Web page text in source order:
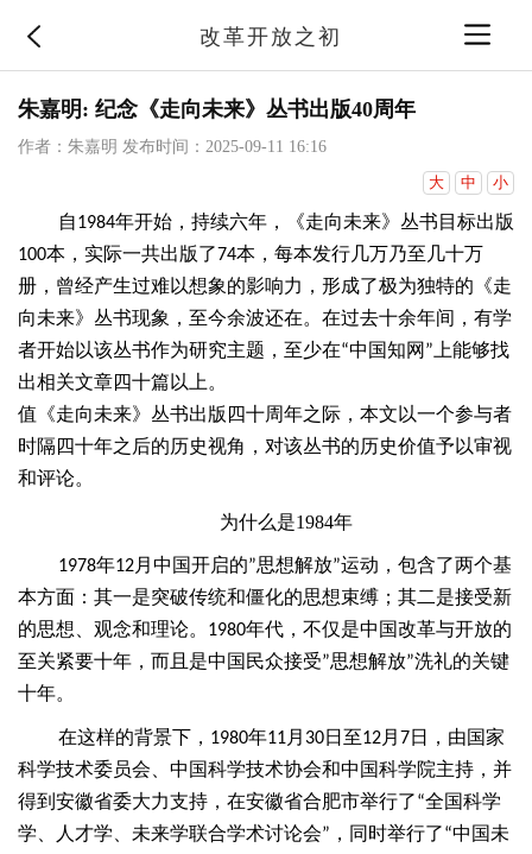
改革开放之初
朱嘉明: 纪念《走向未来》丛书出版40周年
作者：朱嘉明 发布时间：2025-09-11 16:16
大
中 小
自1984年开始，持续六年，《走向未来》丛书目标出版
100本，实际一共出版了74本，每本发行几万乃至几十万
册，曾经产生过难以想象的影响力，形成了极为独特的《走
向未来》丛书现象，至今余波还在。在过去十余年间，有学
者开始以该丛书作为研究主题，至少在“中国知网 ” 上能够找
出相关文章四十篇以上。
值《走向未来》丛书出版四十周年之际，本文以一个参与者
时隔四十年之后的历史视角，对该丛书的历史价值予以审视
和评论。
为什么是1984年
1978年12月中国开启的”思想解放”运动，包含了两个基
本方面：其一是突破传统和僵化的思想束缚；其二是接受新
的思想、观念和理论。 1980年代，不仅是中国改革与开放的
至关紧要十年，而且是中国民众接受”思想解放”洗礼的关键
十年。
在这样的背景下， 1980年11月 30日至12月 7日，由国家
科学技术委员会、中国科学技术协会和中国科学院主持，并
得到安徽省委大力支持，在安徽省合肥市举行了“全国科学
学、人才学、未来学联合学术讨论会” ，同时举行了“中国未